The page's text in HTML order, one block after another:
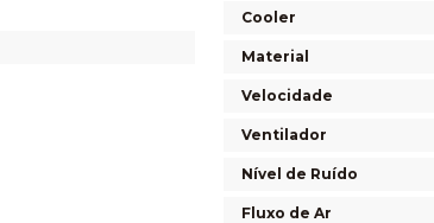
Cooler
Material
Velocidade
Ventilador
Nível de Ruído
Fluxo de Ar